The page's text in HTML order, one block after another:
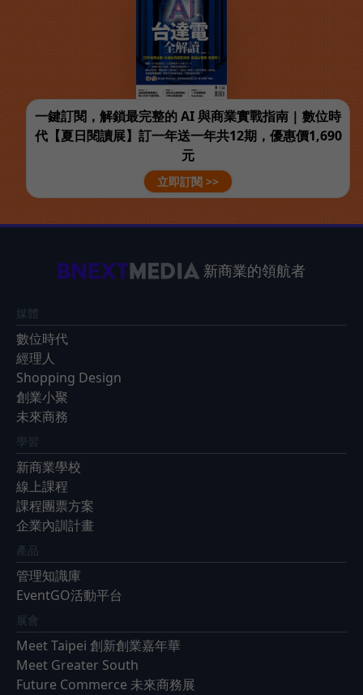
一鍵訂閱，解鎖最完整的 AI 與商業實戰指南 | 數位時
代【夏日閱讀展】訂一年送一年共12期，優惠價1,690
元
立即訂閱 >>
新商業的領航者
媒體
數位時代
經理人
Shopping Design
創業小聚
未來商務
學習
新商業學校
線上課程
課程團票方案
企業內訓計畫
產品
管理知識庫
EventGO活動平台
展會
Meet Taipei 創新創業嘉年華
Meet Greater South
Future Commerce 未來商務展